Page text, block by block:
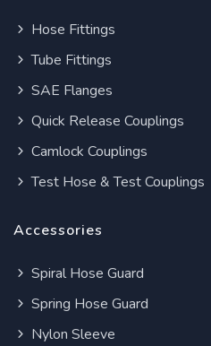
Hose Fittings
Tube Fittings
SAE Flanges
Quick Release Couplings
Camlock Couplings
Test Hose & Test Couplings
Accessories
Spiral Hose Guard
Spring Hose Guard
Nylon Sleeve